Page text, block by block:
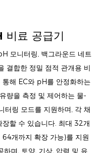
비료 공급기
모니터링, 백그라운드 네트
결합한 정밀 점적 관개용 비
해 EC와 pH를 안정화하는
량을 측정 및 제어하는 ​​물-
터링 모드를 지원하며, 각 채
할 수 있습니다. 최대 32개
개까지 확장 가능)를 지원
며, 토양, 기상, 압력 및 유